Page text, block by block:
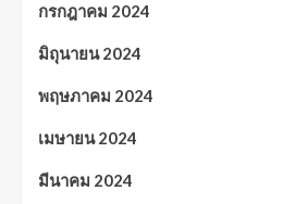
กรกฎาคม 2024
มิถุนายน 2024
พฤษภาคม 2024
เมษายน 2024
มีนาคม 2024